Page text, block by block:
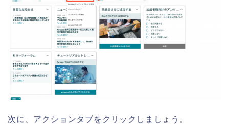
次に、アクションタブをクリックしましょう。